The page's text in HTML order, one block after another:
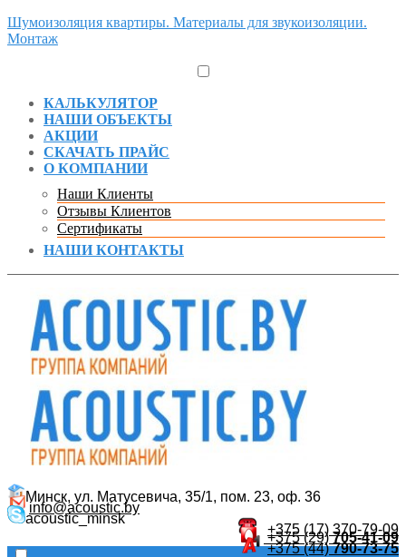
Шумоизоляция квартиры. Материалы для звукоизоляции.
Монтаж
КАЛЬКУЛЯТОР
НАШИ ОБЪЕКТЫ
АКЦИИ
СКАЧАТЬ ПРАЙС
О КОМПАНИИ
Наши Клиенты
Отзывы Клиентов
Сертификаты
НАШИ КОНТАКТЫ
Минск, ул. Матусевича, 35/1, пом. 23, оф. 36
info@acoustic.by
acoustic_minsk
+375 (17) 370-79-09
+375 (29)705-41-09
+375 (44)790-73-75